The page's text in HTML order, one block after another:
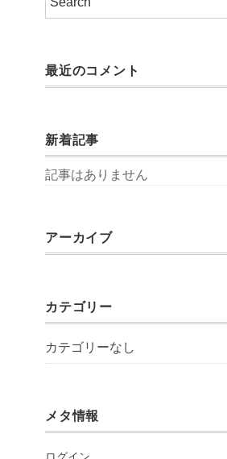
最近のコメント
新着記事
記事はありません
アーカイブ
カテゴリー
カテゴリーなし
メタ情報